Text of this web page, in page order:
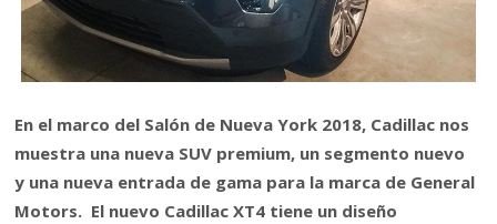
En el marco del Salón de Nueva York 2018, Cadillac nos
muestra una nueva SUV premium, un segmento nuevo
y una nueva entrada de gama para la marca de General
Motors. El nuevo Cadillac XT4 tiene un diseño